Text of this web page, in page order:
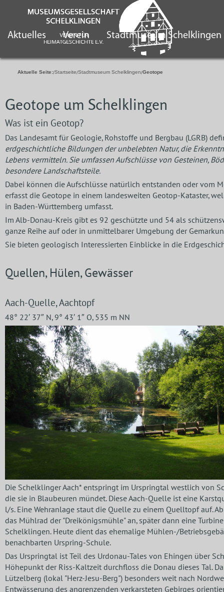
Aktuelles Verein Stadtmuseum Schelklingen
Aktuelle Seite: Startseite Stadtmuseum Schelklingen Geotope
Geotope um Schelklingen
Was ist ein Geotop?
Das Landesamt für Geologie, Rohstoffe und Bergbau (LGRB)
erdgeschichtliche Bildungen der unbelebten Natur, die
Lebens vermitteln. Sie umfassen Aufschlüsse von Gesteinen,
besondere Landschaftsteile.
Dabei können die Aufschlüsse natürlich entstanden oder vom
erfasst die Geotope in einem landesweiten Geotop-Kataster,
in Baden-Württemberg umfasst.
Im Alb-Donau-Kreis gibt es 92 geschützte und 54 als
ganze Reihe auf oder in unmittelbarer Umgebung der
Sie bieten geologisch Interessierten Einblicke in die
Quellen, Hülen, Gewässer
Aach-Quelle, Aachtopf
48° 22′ 37″ N, 9° 43′ 1″ O, 535 m NN
Die Schelklinger Aach* entspringt im Urspringtal westlich von
die sie in Blaubeuren mündet. Diese Aach-Quelle ist eine
l/s. Eine Wehranlage staut die Quelle zu einem Quelltopf auf.
das Mühlrad der "Dreikönigsmühle" an, später dann eine
Schelklingen. Heute dient das ehemalige Mühlen-/
benachbarten Urspring-Schule.
Das Urspringtal ist Teil des Urdonau-Tales von Ehingen über
Höhepunkt der Riss-Kaltzeit durchfloss die Donau dieses Tal.
Lützelberg (lokal "Herz-Jesu-Berg") besonders weit nach
Entwässerung des angrenzenden verkarsteten Gebirges